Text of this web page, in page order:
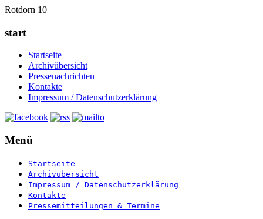
Rotdorn 10
start
Startseite
Archivübersicht
Pressenachrichten
Kontakte
Impressum / Datenschutzerklärung
Menü
Startseite
Archivübersicht
Impressum / Datenschutzerklärung
Kontakte
Pressemitteilungen & Termine